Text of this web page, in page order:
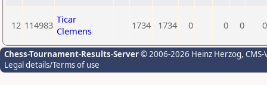
12 114983 Ticar
Clemens
1734 1734 0 0 0 0
Chess-Tournament-Results-Server© 2006-2026 Heinz Herzog,
Legal details/Terms of use